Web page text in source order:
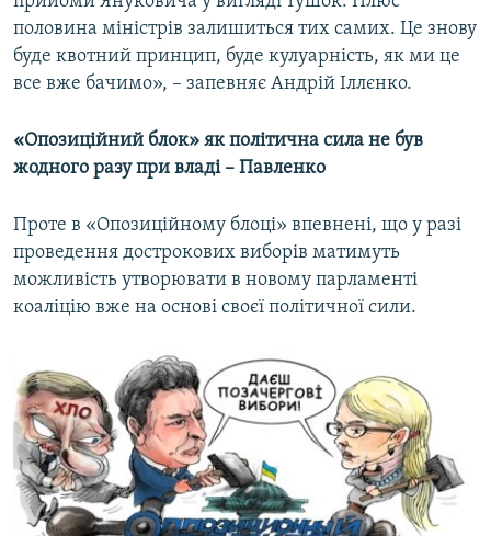
половина міністрів залишиться тих самих. Це знову
буде квотний принцип, буде кулуарність, як ми це
все вже бачимо», – запевняє Андрій Іллєнко.
«Опозиційний блок» як політична сила не був
жодного разу при владі – Павленко
Проте в «Опозиційному блоці» впевнені, що у разі
проведення дострокових виборів матимуть
можливість утворювати в новому парламенті
коаліцію вже на основі своєї політичної сили.